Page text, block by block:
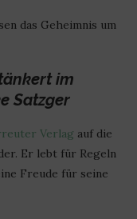
das Geheimnis um
im
Satzger
Verlag auf die
Er lebt für Regeln
Freude für seine